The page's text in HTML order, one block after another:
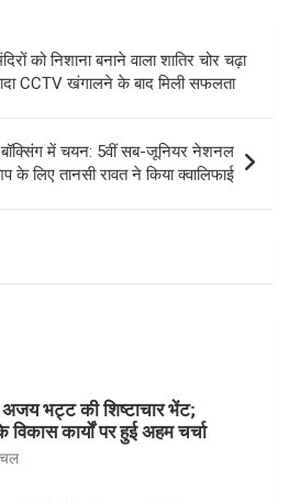
को निशाना बनाने वाला शातिर चोर चढ़ा
CCTV खंगालने के बाद मिली सफलता
में चयन: 5वीं सब-जूनियर नेशनल
के लिए तानसी रावत ने किया क्वालिफाई
भट्ट की शिष्टाचार भेंट;
कार्यों पर हुई अहम चर्चा